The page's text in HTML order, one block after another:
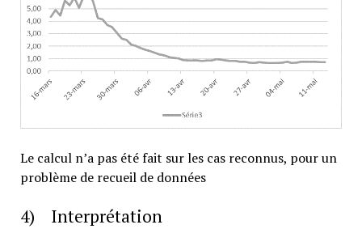
Le calcul n’a pas été fait sur les cas reconnus, pour un
problème de recueil de données
4) Interprétation